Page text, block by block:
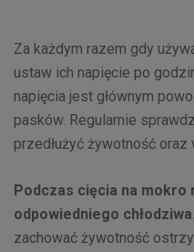
Za każdym razem gdy
ustaw ich napięcie po
napięcia jest głównym
pasków. Regularnie
przedłużyć żywotność oraz
Podczas cięcia na mokro
odpowiedniego chłodziwa.
zachować żywotność